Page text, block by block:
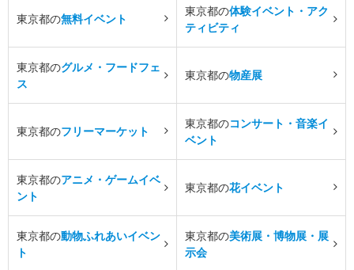
東京都の無料イベント
東京都の体験イベント・アク
ティビティ
東京都のグルメ・フードフェ
ス
東京都の物産展
東京都のフリーマーケット
東京都のコンサート・音楽イ
ベント
東京都のアニメ・ゲームイベ
ント
東京都の花イベント
東京都の動物ふれあいイベン
ト
東京都の美術展・博物展・展
示会